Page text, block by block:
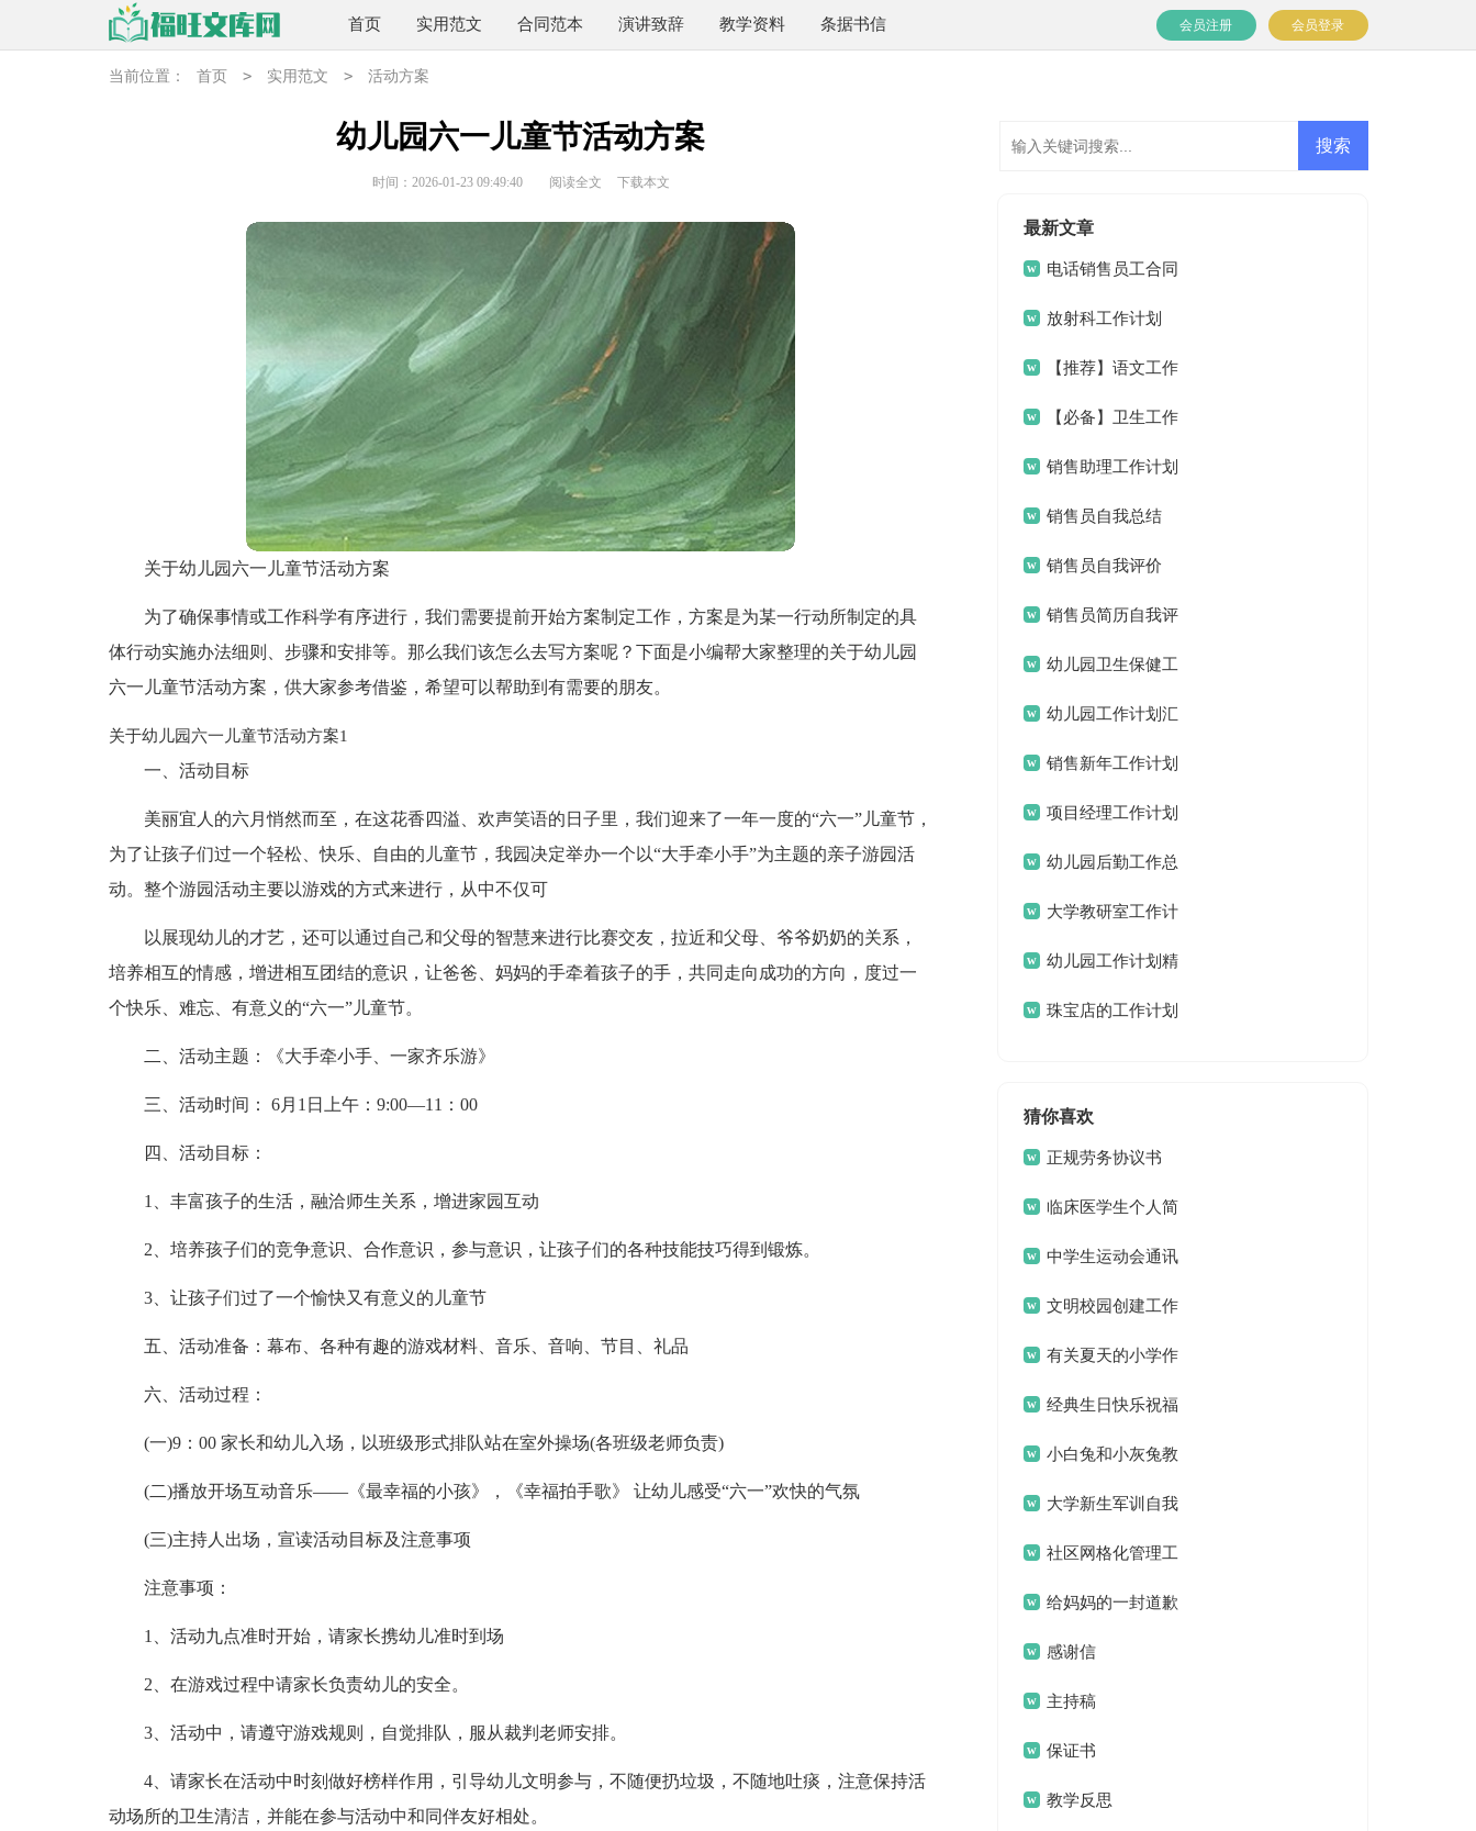
首页 实用范文 合同范本 演讲致辞 教学资料 条据书信 会员登录
会员注册
当前位置： 首页 > 实用范文 > 活动方案
幼儿园六一儿童节活动方案
时间：2026-01-23 09:49:40 阅读全文 下载本文
关于幼儿园六一儿童节活动方案
为了确保事情或工作科学有序进行，我们需要提前开始方案制定工作，方案是为某一行动所制定的具
体行动实施办法细则、步骤和安排等。那么我们该怎么去写方案呢？下面是小编帮大家整理的关于幼儿园
六一儿童节活动方案，供大家参考借鉴，希望可以帮助到有需要的朋友。
关于幼儿园六一儿童节活动方案1
一、活动目标
美丽宜人的六月悄然而至，在这花香四溢、欢声笑语的日子里，我们迎来了一年一度的“六一”儿童节，
为了让孩子们过一个轻松、快乐、自由的儿童节，我园决定举办一个以“大手牵小手”为主题的亲子游园活
动。整个游园活动主要以游戏的方式来进行，从中不仅可
以展现幼儿的才艺，还可以通过自己和父母的智慧来进行比赛交友，拉近和父母、爷爷奶奶的关系，
培养相互的情感，增进相互团结的意识，让爸爸、妈妈的手牵着孩子的手，共同走向成功的方向，度过一
个快乐、难忘、有意义的“六一”儿童节。
二、活动主题：《大手牵小手、一家齐乐游》
三、活动时间： 6月1日上午：9:00—11：00
四、活动目标：
1、丰富孩子的生活，融洽师生关系，增进家园互动
2、培养孩子们的竞争意识、合作意识，参与意识，让孩子们的各种技能技巧得到锻炼。
3、让孩子们过了一个愉快又有意义的儿童节
五、活动准备：幕布、各种有趣的游戏材料、音乐、音响、节目、礼品
六、活动过程：
(一)9：00 家长和幼儿入场，以班级形式排队站在室外操场(各班级老师负责)
(二)播放开场互动音乐——《最幸福的小孩》，《幸福拍手歌》 让幼儿感受“六一”欢快的气氛
(三)主持人出场，宣读活动目标及注意事项
注意事项：
1、活动九点准时开始，请家长携幼儿准时到场
2、在游戏过程中请家长负责幼儿的安全。
3、活动中，请遵守游戏规则，自觉排队，服从裁判老师安排。
4、请家长在活动中时刻做好榜样作用，引导幼儿文明参与，不随便扔垃圾，不随地吐痰，注意保持活
动场所的卫生清洁，并能在参与活动中和同伴友好相处。
最新文章
电话销售员工合同
放射科工作计划
【推荐】语文工作
计划4篇【必备】卫生工作
计划3篇
销售助理工作计划
(15篇)销售员自我总结
销售员自我评价
销售员简历自我评
价 幼儿园卫生保健工
作计划(15篇)
幼儿园工作计划汇
编15篇销售新年工作计划
项目经理工作计划
15篇幼儿园后勤工作总
结汇编15篇
大学教研室工作计
划 幼儿园工作计划精
选15篇珠宝店的工作计划
猜你喜欢
正规劳务协议书
临床医学生个人简
历 中学生运动会通讯
稿15篇文明校园创建工作
方案 13篇
有关夏天的小学作
文3篇经典生日快乐祝福
问候语小白兔和小灰兔教
案 大学新生军训自我
鉴定社区网格化管理工
作总结给妈妈的一封道歉
信 感谢信
主持稿
保证书
教学反思